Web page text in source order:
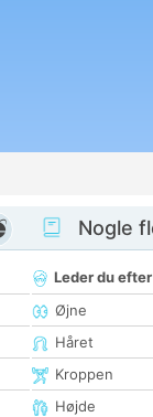
Nogle
Leder du efter
Øjne
Håret
Kroppen
Højde